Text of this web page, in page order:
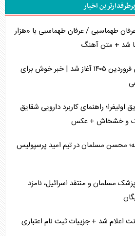
بر اقتصاد جهانی
واشنگتن
کور سیاستگذاری
راستای منافع ملی است؟
در غرب آسیا
آمریکا
ایران
علیه متحدان ایران
پرطرفدارترین اخبار
طهماسبی / عرفان طهماسبی با «هزار
شد + متن آهنگ
واریز مابه‌التفاوت حقوق فروردین ۱۴۰۵ آغاز شد | خبر خوش برای
راهنمای کاربرد دارویی شقایق
و خشخاش + عکس
محسن مسلمان در تیم امید پرسپولیس
مسلمان و منتقد اسرائیل، نامزد
اعلام شد + جزییات ثبت نام اعتباری